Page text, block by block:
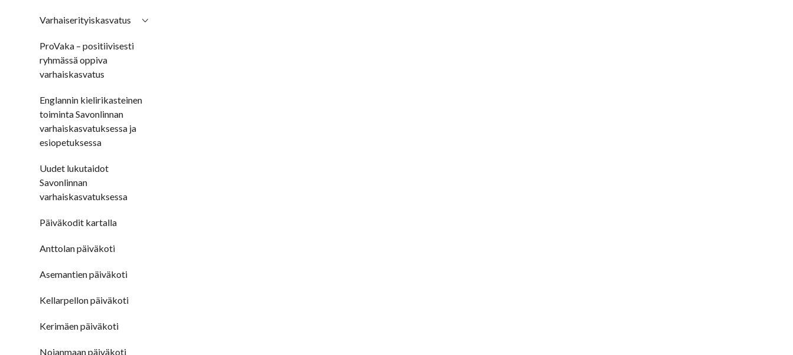
Varhaiserityiskasvatus
ProVaka – positiivisesti
ryhmässä oppiva
varhaiskasvatus
Englannin kielirikasteinen
toiminta Savonlinnan
varhaiskasvatuksessa ja
esiopetuksessa
Uudet lukutaidot
Savonlinnan
varhaiskasvatuksessa
Päiväkodit kartalla
Anttolan päiväkoti
Asemantien päiväkoti
Kellarpellon päiväkoti
Kerimäen päiväkoti
Nojanmaan päiväkoti